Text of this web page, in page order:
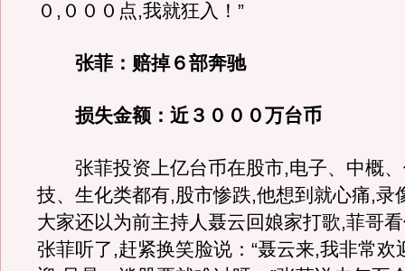
０,０００点,我就狂入！”
张菲：赔掉６部奔驰
损失金额：近３０００万台币
张菲投资上亿台币在股市,电子、中概、
技、生化类都有,股市惨跌,他想到就心痛,录
大家还以为前主持人聂云回娘家打歌,菲哥
张菲听了,赶紧换笑脸说：“聂云来,我非常欢